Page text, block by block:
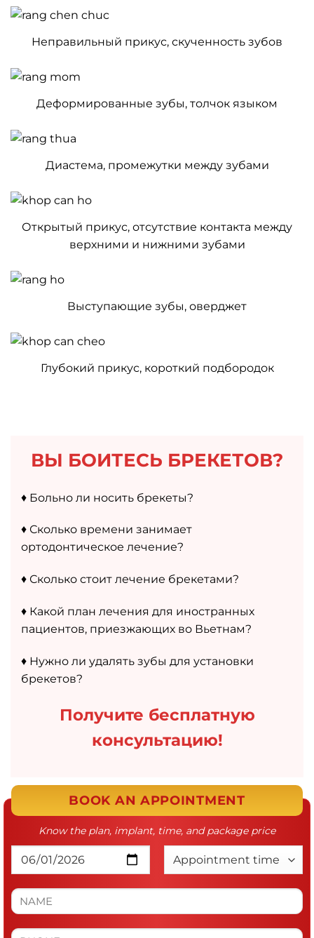
Неправильный прикус, скученность зубов
Деформированные зубы, толчок языком
Диастема, промежутки между зубами
Открытый прикус, отсутствие контакта между
верхними и нижними зубами
Выступающие зубы, оверджет
Глубокий прикус, короткий подбородок
ВЫ БОИТЕСЬ БРЕКЕТОВ?
♦️ Больно ли носить брекеты?
♦️ Сколько времени занимает
ортодонтическое лечение?
♦️ Сколько стоит лечение брекетами?
♦️ Какой план лечения для иностранных
пациентов, приезжающих во Вьетнам?
♦️ Нужно ли удалять зубы для установки
брекетов?
Получите бесплатную
консультацию!
BOOK AN APPOINTMENT
Know the plan, implant, time, and package price